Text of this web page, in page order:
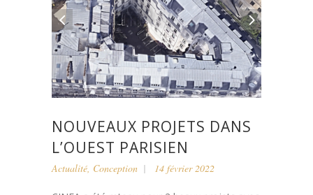
NOUVEAUX PROJETS DANS
L’OUEST PARISIEN
, Conception 14 février 2022